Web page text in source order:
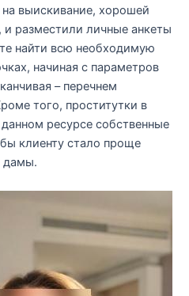
выискивание, хорошей
и разместили личные анкеты
найти всю необходимую
начиная с параметров
– перечнем
того, проститутки в
ресурсе собственные
клиенту стало проще
дамы.